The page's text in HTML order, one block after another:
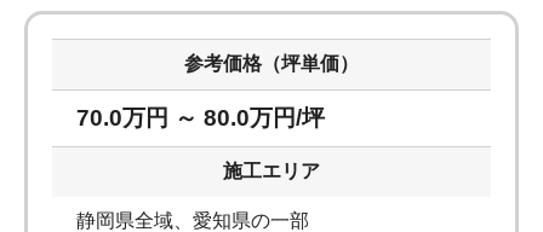
参考価格（坪単価）
70.0万円 ～ 80.0万円/坪
施工エリア
静岡県全域、愛知県の一部